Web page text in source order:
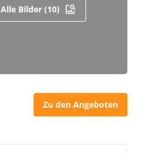
Alle Bilder (10)
Zu den Angeboten